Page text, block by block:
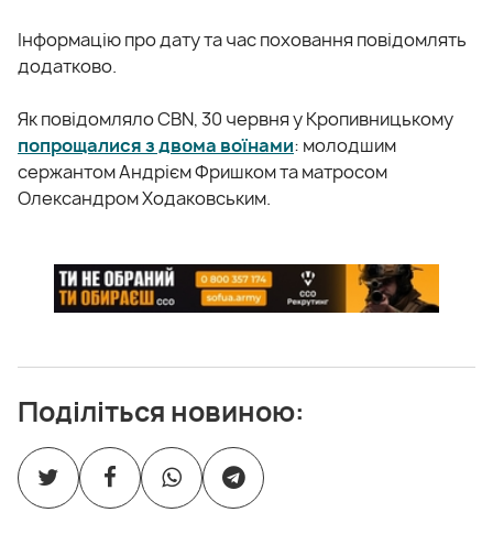
Інформацію про дату та час поховання повідомлять
додатково.
Як повідомляло CBN, 30 червня у Кропивницькому
попрощалися з двома воїнами: молодшим
сержантом Андрієм Фришком та матросом
Олександром Ходаковським.
Поділіться новиною: